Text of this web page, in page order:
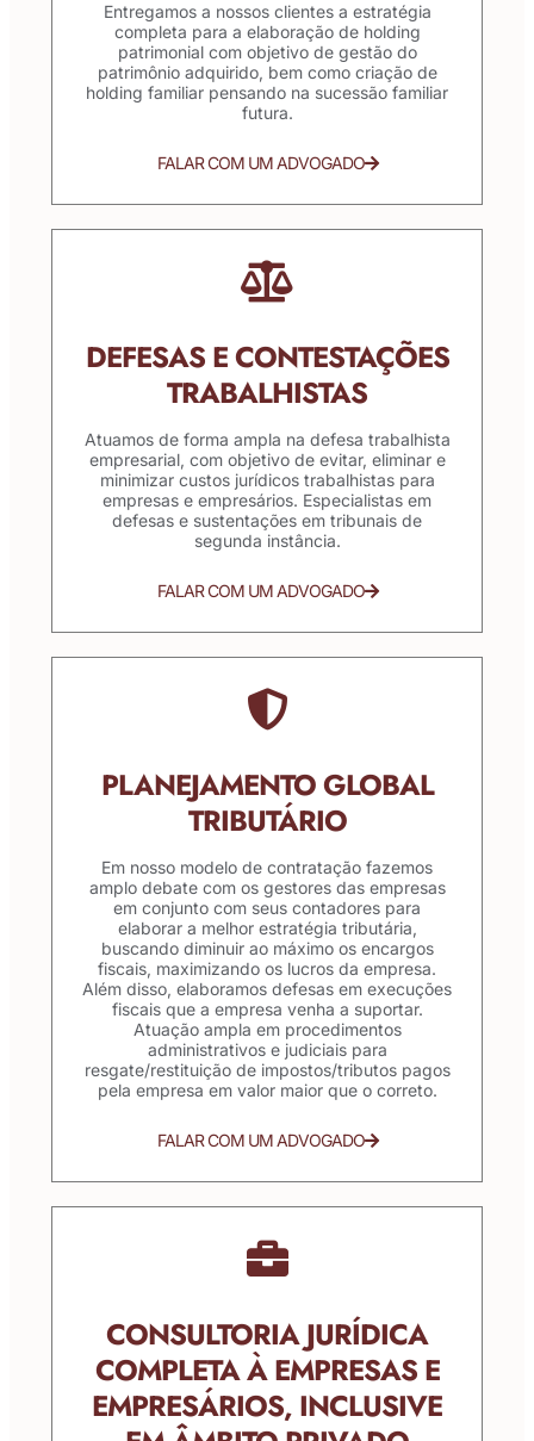
Entregamos a nossos clientes a estratégia
completa para a elaboração de holding
patrimonial com objetivo de gestão do
patrimônio adquirido, bem como criação de
holding familiar pensando na sucessão familiar
futura.
FALAR COM UM ADVOGADO
DEFESAS E CONTESTAÇÕES
TRABALHISTAS
Atuamos de forma ampla na defesa trabalhista
empresarial, com objetivo de evitar, eliminar e
minimizar custos jurídicos trabalhistas para
empresas e empresários. Especialistas em
defesas e sustentações em tribunais de
segunda instância.
FALAR COM UM ADVOGADO
PLANEJAMENTO GLOBAL
TRIBUTÁRIO
Em nosso modelo de contratação fazemos
amplo debate com os gestores das empresas
em conjunto com seus contadores para
elaborar a melhor estratégia tributária,
buscando diminuir ao máximo os encargos
fiscais, maximizando os lucros da empresa.
Além disso, elaboramos defesas em execuções
fiscais que a empresa venha a suportar.
Atuação ampla em procedimentos
administrativos e judiciais para
resgate/restituição de impostos/tributos pagos
pela empresa em valor maior que o correto.
FALAR COM UM ADVOGADO
CONSULTORIA JURÍDICA
COMPLETA À EMPRESAS E
EMPRESÁRIOS, INCLUSIVE